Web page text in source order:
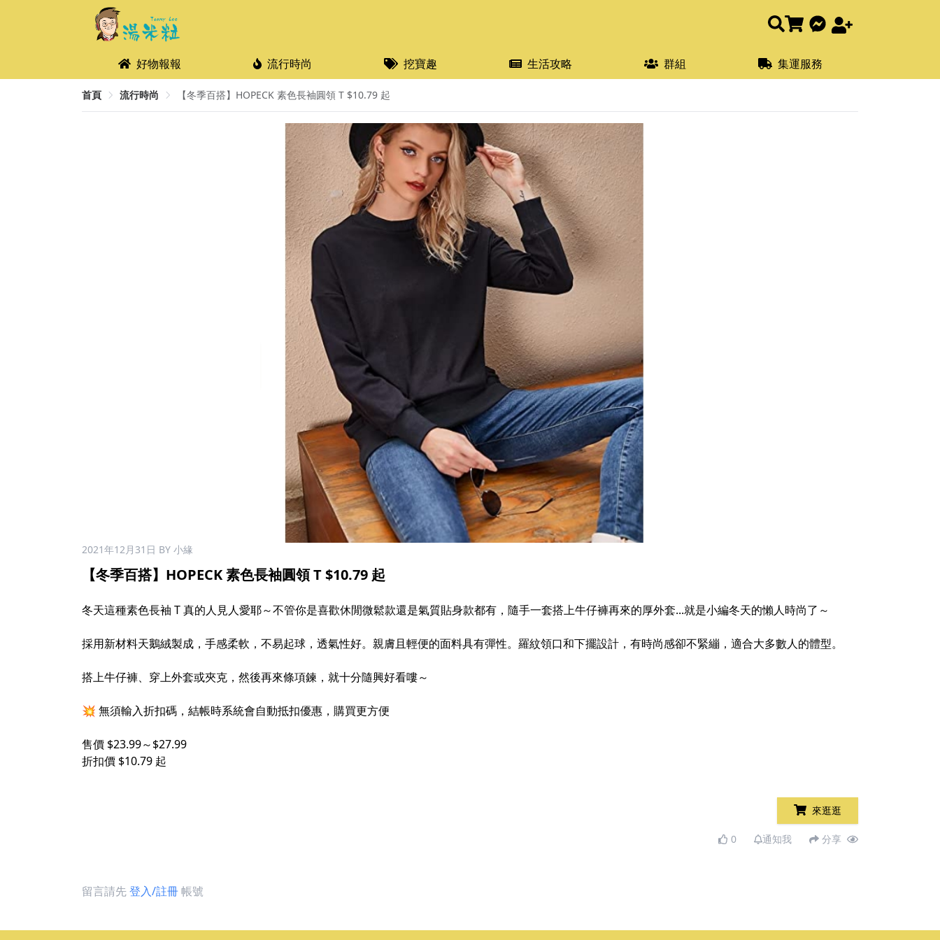
好物報報 流行時尚 挖寶趣 生活攻略 群組 集運服務
首頁 流行時尚 【冬季百搭】HOPECK 素色長袖圓領 T $10.79 起
2021年12月31日 BY 小緣
【冬季百搭】HOPECK 素色長袖圓領 T $10.79 起
冬天這種素色長袖 T 真的人見人愛耶～不管你是喜歡休閒微鬆款還是氣質貼身款都有，隨手一套搭上牛仔褲再來的厚外套...就是小編冬天的懶人時尚了～
採用新材料天鵝絨製成，手感柔軟，不易起球，透氣性好。親膚且輕便的面料具有彈性。羅紋領口和下擺設計，有時尚感卻不緊繃，適合大多數人的體型。
搭上牛仔褲、穿上外套或夾克，然後再來條項鍊，就十分隨興好看嘍～
💥 無須輸入折扣碼，結帳時系統會自動抵扣優惠，購買更方便
售價 $23.99～$27.99
折扣價 $10.79 起
來逛逛
0 通知我 分享
留言請先登入/註冊帳號